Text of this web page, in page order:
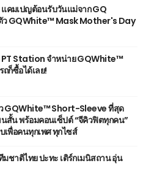
คมเปญต้อนรับวันแม่จาก GQ
ว GQWhite™ Mask Mother's Day
Station จำหน่าย GQWhite™
ก็ซื้อได้เลย!
GQWhite™ Short-Sleeve ที่สุด
สั้น พร้อมคอนเซ็ปต์ “จีคิวฟิตทุกคน”
เพื่อคนทุกเพศ ทุกไซส์
มชาติไทย ปะทะ เติร์กเมนิสถาน อุ่น